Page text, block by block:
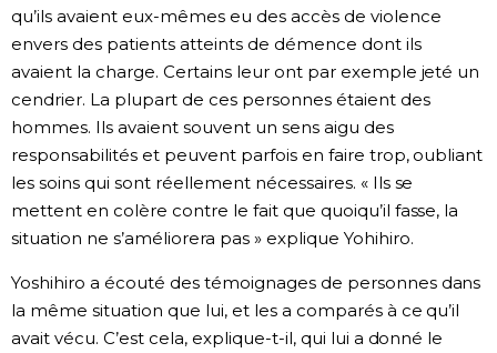
qu’ils avaient eux-mêmes eu des accès de violence
envers des patients atteints de démence dont ils
avaient la charge. Certains leur ont par exemple jeté un
cendrier. La plupart de ces personnes étaient des
hommes. Ils avaient souvent un sens aigu des
responsabilités et peuvent parfois en faire trop, oubliant
les soins qui sont réellement nécessaires. « Ils se
mettent en colère contre le fait que quoiqu’il fasse, la
situation ne s’améliorera pas » explique Yohihiro.
Yoshihiro a écouté des témoignages de personnes dans
la même situation que lui, et les a comparés à ce qu’il
avait vécu. C’est cela, explique-t-il, qui lui a donné le